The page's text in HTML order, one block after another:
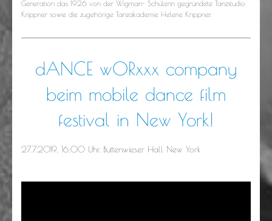
Generation das 1926 von der Wigman- Schülerin gegründete Tanzstudio
Krippner sowie die zugehörige Tanzakademie Helene Krippner.
dANCE wORxxx company
beim mobile dance film
festival in New York!
27.7.2019, 16:00 Uhr, Buttenwieser Hall New York